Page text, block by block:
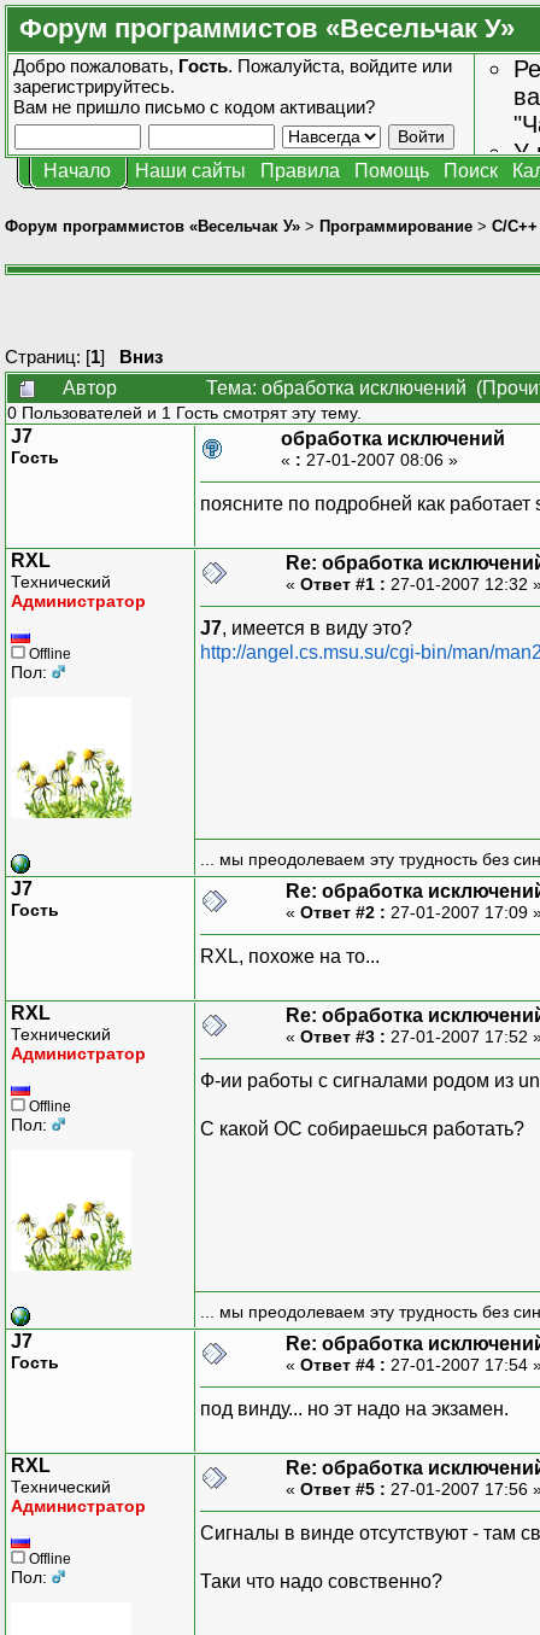
Форум программистов «Весельчак У»
Добро пожаловать, Гость. Пожалуйста, войдите или
зарегистрируйтесь.
Вам не пришло письмо с кодом активации?
У
Начало Наши сайты Правила Помощь Поиск
Форум программистов «Весельчак У» > Программирование > C/C++
Страниц: [1] Вниз
Автор
Тема: обработка исключений
0 Пользователей и 1 Гость смотрят эту тему.
J7
Гость
обработка исключений
« : 27-01-2007 08:06 »
поясните по подробней как работает
RXL
Технический
Администратор
Offline
Пол:
Re: обработка
« Ответ #1 : 27-01-2007 12:32
J7, имеется в виду это?
http://angel.cs.msu.su/cgi-bin/man/
... мы преодолеваем эту трудность без
J7
Гость
Re: обработка
« Ответ #2 : 27-01-2007 17:09
RXL, похоже на то...
RXL
Технический
Администратор
Offline
Пол:
Re: обработка
« Ответ #3 : 27-01-2007 17:52
Ф-ии работы с сигналами родом из
С какой ОС собираешься работать?
... мы преодолеваем эту трудность без
J7
Гость
Re: обработка
« Ответ #4 : 27-01-2007 17:54
под винду... но эт надо на экзамен.
RXL
Технический
Администратор
Offline
Пол:
Re: обработка
« Ответ #5 : 27-01-2007 17:56
Сигналы в винде отсутствуют - там
Таки что надо совственно?